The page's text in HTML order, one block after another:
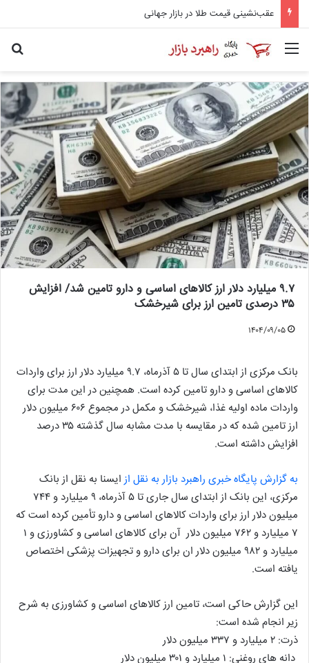
بلیت پرواز تهران – مشهد از ۱۰ تا ۱۹ میلیون تومان
۹.۷ میلیارد دلار ارز کالاهای اساسی و دارو تامین شد/ افزایش
۳۵ درصدی تامین ارز برای شیرخشک
۱۴۰۴/۰۹/۰۵
بانک مرکزی از ابتدای سال تا ۵ آذرماه، ۹.۷ میلیارد دلار ارز برای واردات
کالاهای اساسی و دارو تامین کرده است. همچنین در این مدت برای
واردات ماده اولیه غذا، شیرخشک و مکمل در مجموع ۶۰۶ میلیون دلار
ارز تامین شده که در مقایسه با مدت مشابه سال گذشته ۳۵ درصد
افزایش داشته است.
به گزارش پایگاه خبری راهبرد بازار به نقل از ایسنا به نقل از بانک
مرکزی، این بانک از ابتدای سال جاری تا ۵ آذرماه، ۹ میلیارد و ۷۴۴
میلیون دلار ارز برای واردات کالاهای اساسی و دارو تأمین کرده است که
۷ میلیارد و ۷۶۲ میلیون دلار آن برای کالاهای اساسی و کشاورزی و ۱
میلیارد و ۹۸۲ میلیون دلار ان برای دارو و تجهیزات پزشکی اختصاص
یافته است.
این گزارش حاکی است، تامین ارز کالاهای اساسی و کشاورزی به شرح
زیر انجام شده است:
ذرت: ۲ میلیارد و ۳۳۷ میلیون دلار
دانه های روغنی: ۱ میلیارد و ۳۰۱ میلیون دلار